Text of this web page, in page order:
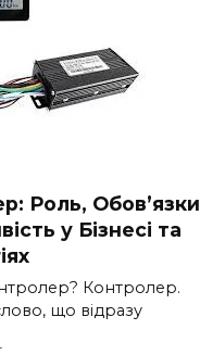
Роль, Обов’язки
у Бізнесі та
Контролер.
що відразу